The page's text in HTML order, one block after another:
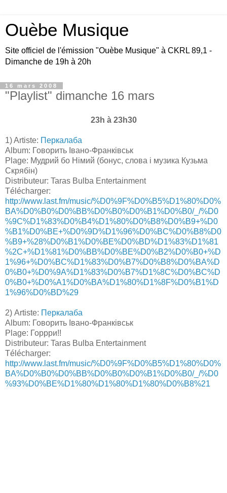
Ouèbe Musique
Site officiel de l'émission "Ouèbe Musique" à CKRL 89,1 -
Dimanche de 19h à 20h
16 mars 2008
"Playlist" dimanche 16 mars
23h à 23h30
1) Artiste: Перкалаба
Album: Говорить Івано-Франківськ
Plage: Мудрий бо Німий (бонус, слова і музика Кузьма
Скрябін)
Distributeur: Taras Bulba Entertainment
Télécharger:
http://www.last.fm/music/%D0%9F%D0%B5%D1%80%D0%
BA%D0%B0%D0%BB%D0%B0%D0%B1%D0%B0/_/%D0
%9C%D1%83%D0%B4%D1%80%D0%B8%D0%B9+%D0
%B1%D0%BE+%D0%9D%D1%96%D0%BC%D0%B8%D0
%B9+%28%D0%B1%D0%BE%D0%BD%D1%83%D1%81
%2C+%D1%81%D0%BB%D0%BE%D0%B2%D0%B0+%D
1%96+%D0%BC%D1%83%D0%B7%D0%B8%D0%BA%D
0%B0+%D0%9A%D1%83%D0%B7%D1%8C%D0%BC%D
0%B0+%D0%A1%D0%BA%D1%80%D1%8F%D0%B1%D
1%96%D0%BD%29
2) Artiste: Перкалаба
Album: Говорить Івано-Франківськ
Plage: Горрри!!
Distributeur: Taras Bulba Entertainment
Télécharger:
http://www.last.fm/music/%D0%9F%D0%B5%D1%80%D0%
BA%D0%B0%D0%BB%D0%B0%D0%B1%D0%B0/_/%D0
%93%D0%BE%D1%80%D1%80%D1%80%D0%B8%21